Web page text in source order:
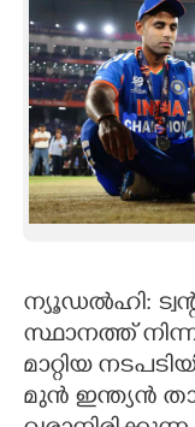
INFO+
ART
ASTRO
LITERATURE
ZOOM
ന്യൂഡൽഹി:
സ്ഥാനത്ത്
മാറ്റിയ
മുൻ ഇന്ത്യൻ